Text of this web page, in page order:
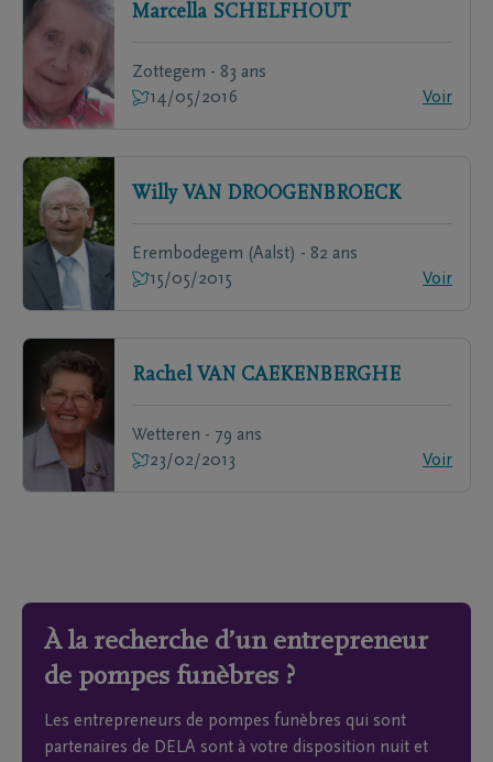
Marcella SCHELFHOUT
Zottegem - 83 ans
14/05/2016
Voir
Willy VAN DROOGENBROECK
Erembodegem (Aalst) - 82 ans
15/05/2015
Voir
Rachel VAN CAEKENBERGHE
Wetteren - 79 ans
23/02/2013
Voir
À la recherche d’un entrepreneur
de pompes funèbres ?
Les entrepreneurs de pompes funèbres qui sont
partenaires de DELA sont à votre disposition nuit et